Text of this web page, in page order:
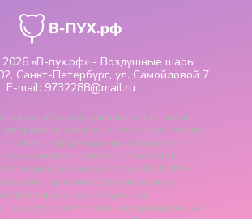
«В-пух.рф» - Воздушные шары
Санкт-Петербург, ул. Самойловой 7
E-mail: 9732288@mail.ru
на сайте информация о продукции
цветовые сочетания, а также
только информационный характер и ни
не является публичной офертой,
пункта 2 статьи 437 ГК РФ.
цены - рекомендованные и могут
цен. Все данные,
на сайте, носят сугубо информационный